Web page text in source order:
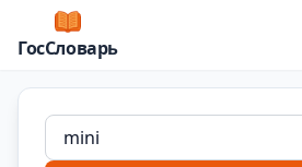
ГосСловарь